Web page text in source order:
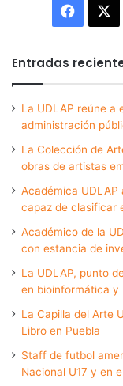
Entradas
La UDLAP reúne a
administración
La Colección de
obras de artistas
Académica
capaz de clasificar
Académico de la
con estancia de
La UDLAP, punto
en bioinformática y
La Capilla del Arte
Libro en Puebla
Staff de futbol
Nacional U17 y en